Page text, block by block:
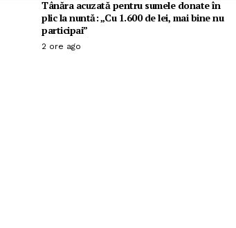
Tânăra acuzată pentru sumele donate în
plic la nuntă: „Cu 1.600 de lei, mai bine nu
participai”
2 ore ago